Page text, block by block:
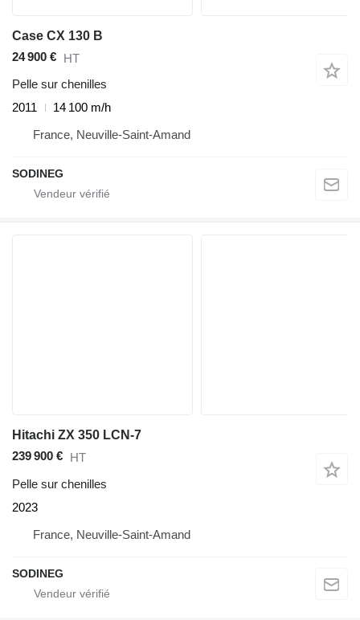
Case CX 130 B
24 900 € HT
Pelle sur chenilles
2011
14 100 m/h
France, Neuville-Saint-Amand
SODINEG
Hitachi ZX 350 LCN-7
239 900 € HT
Pelle sur chenilles
2023
France, Neuville-Saint-Amand
SODINEG